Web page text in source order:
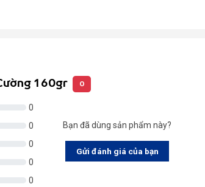
160gr 0
0
0
0
0
0
Bạn đã dùng sản phẩm này?
Gửi đánh giá của bạn